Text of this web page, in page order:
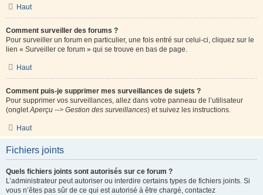
Haut
Comment surveiller des forums ?
Pour surveiller un forum en particulier, une fois entré sur celui-ci, cliquez sur le
lien « Surveiller ce forum » qui se trouve en bas de page.
Haut
Comment puis-je supprimer mes surveillances de sujets ?
Pour supprimer vos surveillances, allez dans votre panneau de l’utilisateur
(ongletAperçu --> Gestion des surveillances) et suivez les instructions.
Haut
Fichiers joints
Quels fichiers joints sont autorisés sur ce forum ?
L’administrateur peut autoriser ou interdire certains types de fichiers joints. Si
vous n’êtes pas sûr de ce qui est autorisé à être chargé, contactez